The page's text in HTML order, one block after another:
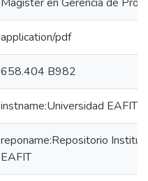
application/pdf
658.404 B982
instname:Universidad EAFIT
reponame:Repositorio
EAFIT